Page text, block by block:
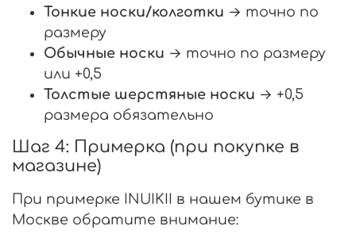
Тонкие носки/колготки → точно по
размеру
Обычные носки → точно по размеру
или +0,5
Толстые шерстяные носки → +0,5
размера обязательно
Шаг 4: Примерка (при покупке в
магазине)
При примерке INUIKII в нашем бутике в
Москве обратите внимание: